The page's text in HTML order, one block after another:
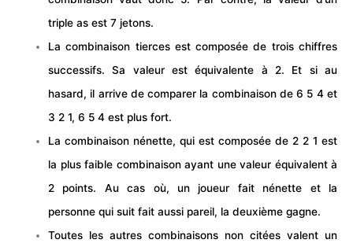
triple as est 7 jetons.
La combinaison tierces est composée de trois chiffres
successifs. Sa valeur est équivalente à 2. Et si au
hasard, il arrive de comparer la combinaison de 6 5 4 et
3 2 1, 6 5 4 est plus fort.
La combinaison nénette, qui est composée de 2 2 1 est
la plus faible combinaison ayant une valeur équivalent à
2 points. Au cas où, un joueur fait nénette et la
personne qui suit fait aussi pareil, la deuxième gagne.
Toutes les autres combinaisons non citées valent un